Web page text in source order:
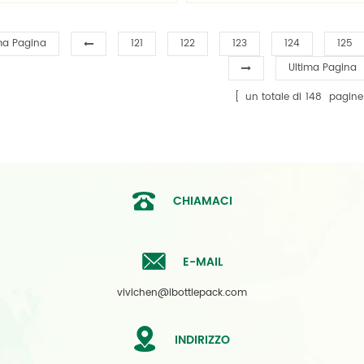
quadrate Contattaci per
bottiglie quadrate Contattaci
Pagina
121 122 123 124
125
Ultima Pagina
un totale di 148 pagine
CHIAMACI
E-MAIL
vivichen@ibottlepack.com
INDIRIZZO